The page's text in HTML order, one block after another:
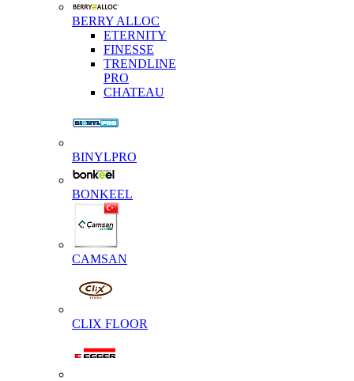
BERRY ALLOC
ETERNITY
FINESSE
TRENDLINE
PRO
CHATEAU
BINYLPRO
BONKEEL
CAMSAN
CLIX FLOOR